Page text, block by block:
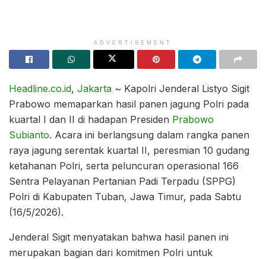
ADVERTISEMENT
Headline.co.id, Jakarta ~ Kapolri Jenderal Listyo Sigit
Prabowo memaparkan hasil panen jagung Polri pada
kuartal I dan II di hadapan Presiden Prabowo
Subianto. Acara ini berlangsung dalam rangka panen
raya jagung serentak kuartal II, peresmian 10 gudang
ketahanan Polri, serta peluncuran operasional 166
Sentra Pelayanan Pertanian Padi Terpadu (SPPG)
Polri di Kabupaten Tuban, Jawa Timur, pada Sabtu
(16/5/2026).
Jenderal Sigit menyatakan bahwa hasil panen ini
merupakan bagian dari komitmen Polri untuk